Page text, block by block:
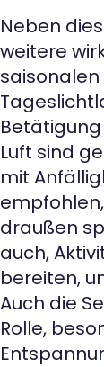
Neben
weitere
Luft sind
mit
draußen
auch,
bereiten,
Auch die
Rolle,